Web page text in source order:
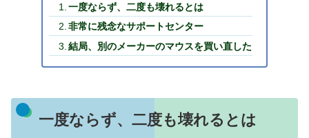
一度ならず、二度も壊れるとは
非常に残念なサポートセンター
結局、別のメーカーのマウスを買い直した
一度ならず、二度も壊れるとは